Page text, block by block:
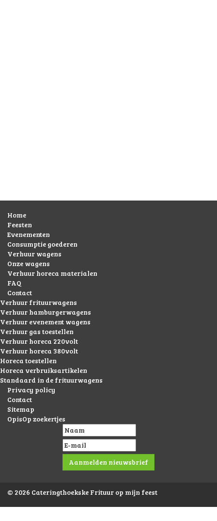
Home
Feesten
Evenementen
Consumptie goederen
Verhuur wagens
Onze wagens
Verhuur horeca materialen
FAQ
Contact
Verhuur frituurwagens
Verhuur hamburgerwagens
Verhuur evenement wagens
Verhuur gas toestellen
Verhuur horeca 220volt
Verhuur horeca 380volt
Horeca toestellen
Horeca verbruiksartikelen
Standaard in de frituurwagens
Privacy policy
Contact
Sitemap
OpisOp zoekertjes
© 2026 Cateringthoekske Frituur op mijn feest